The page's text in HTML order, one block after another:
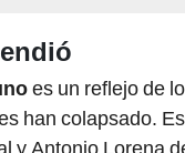
es un reflejo de
han colapsado.
y Antonio Lorena